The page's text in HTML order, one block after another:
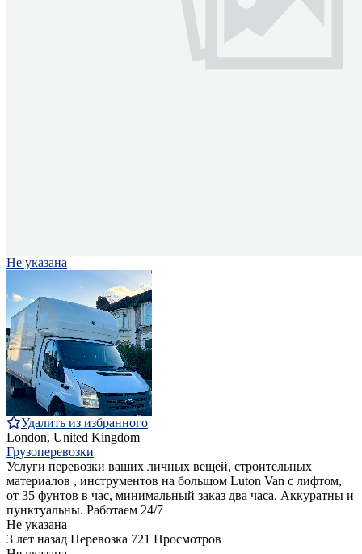
Не указана
Удалить из избранного
London, United Kingdom
Грузоперевозки
Услуги перевозки ваших личных вещей, строительных
материалов , инструментов на большом Luton Van с лифтом,
от 35 фунтов в час, минимальный заказ два часа. Аккуратны и
пунктуальны. Работаем 24/7
Не указана
3 лет назад Перевозка 721 Просмотров